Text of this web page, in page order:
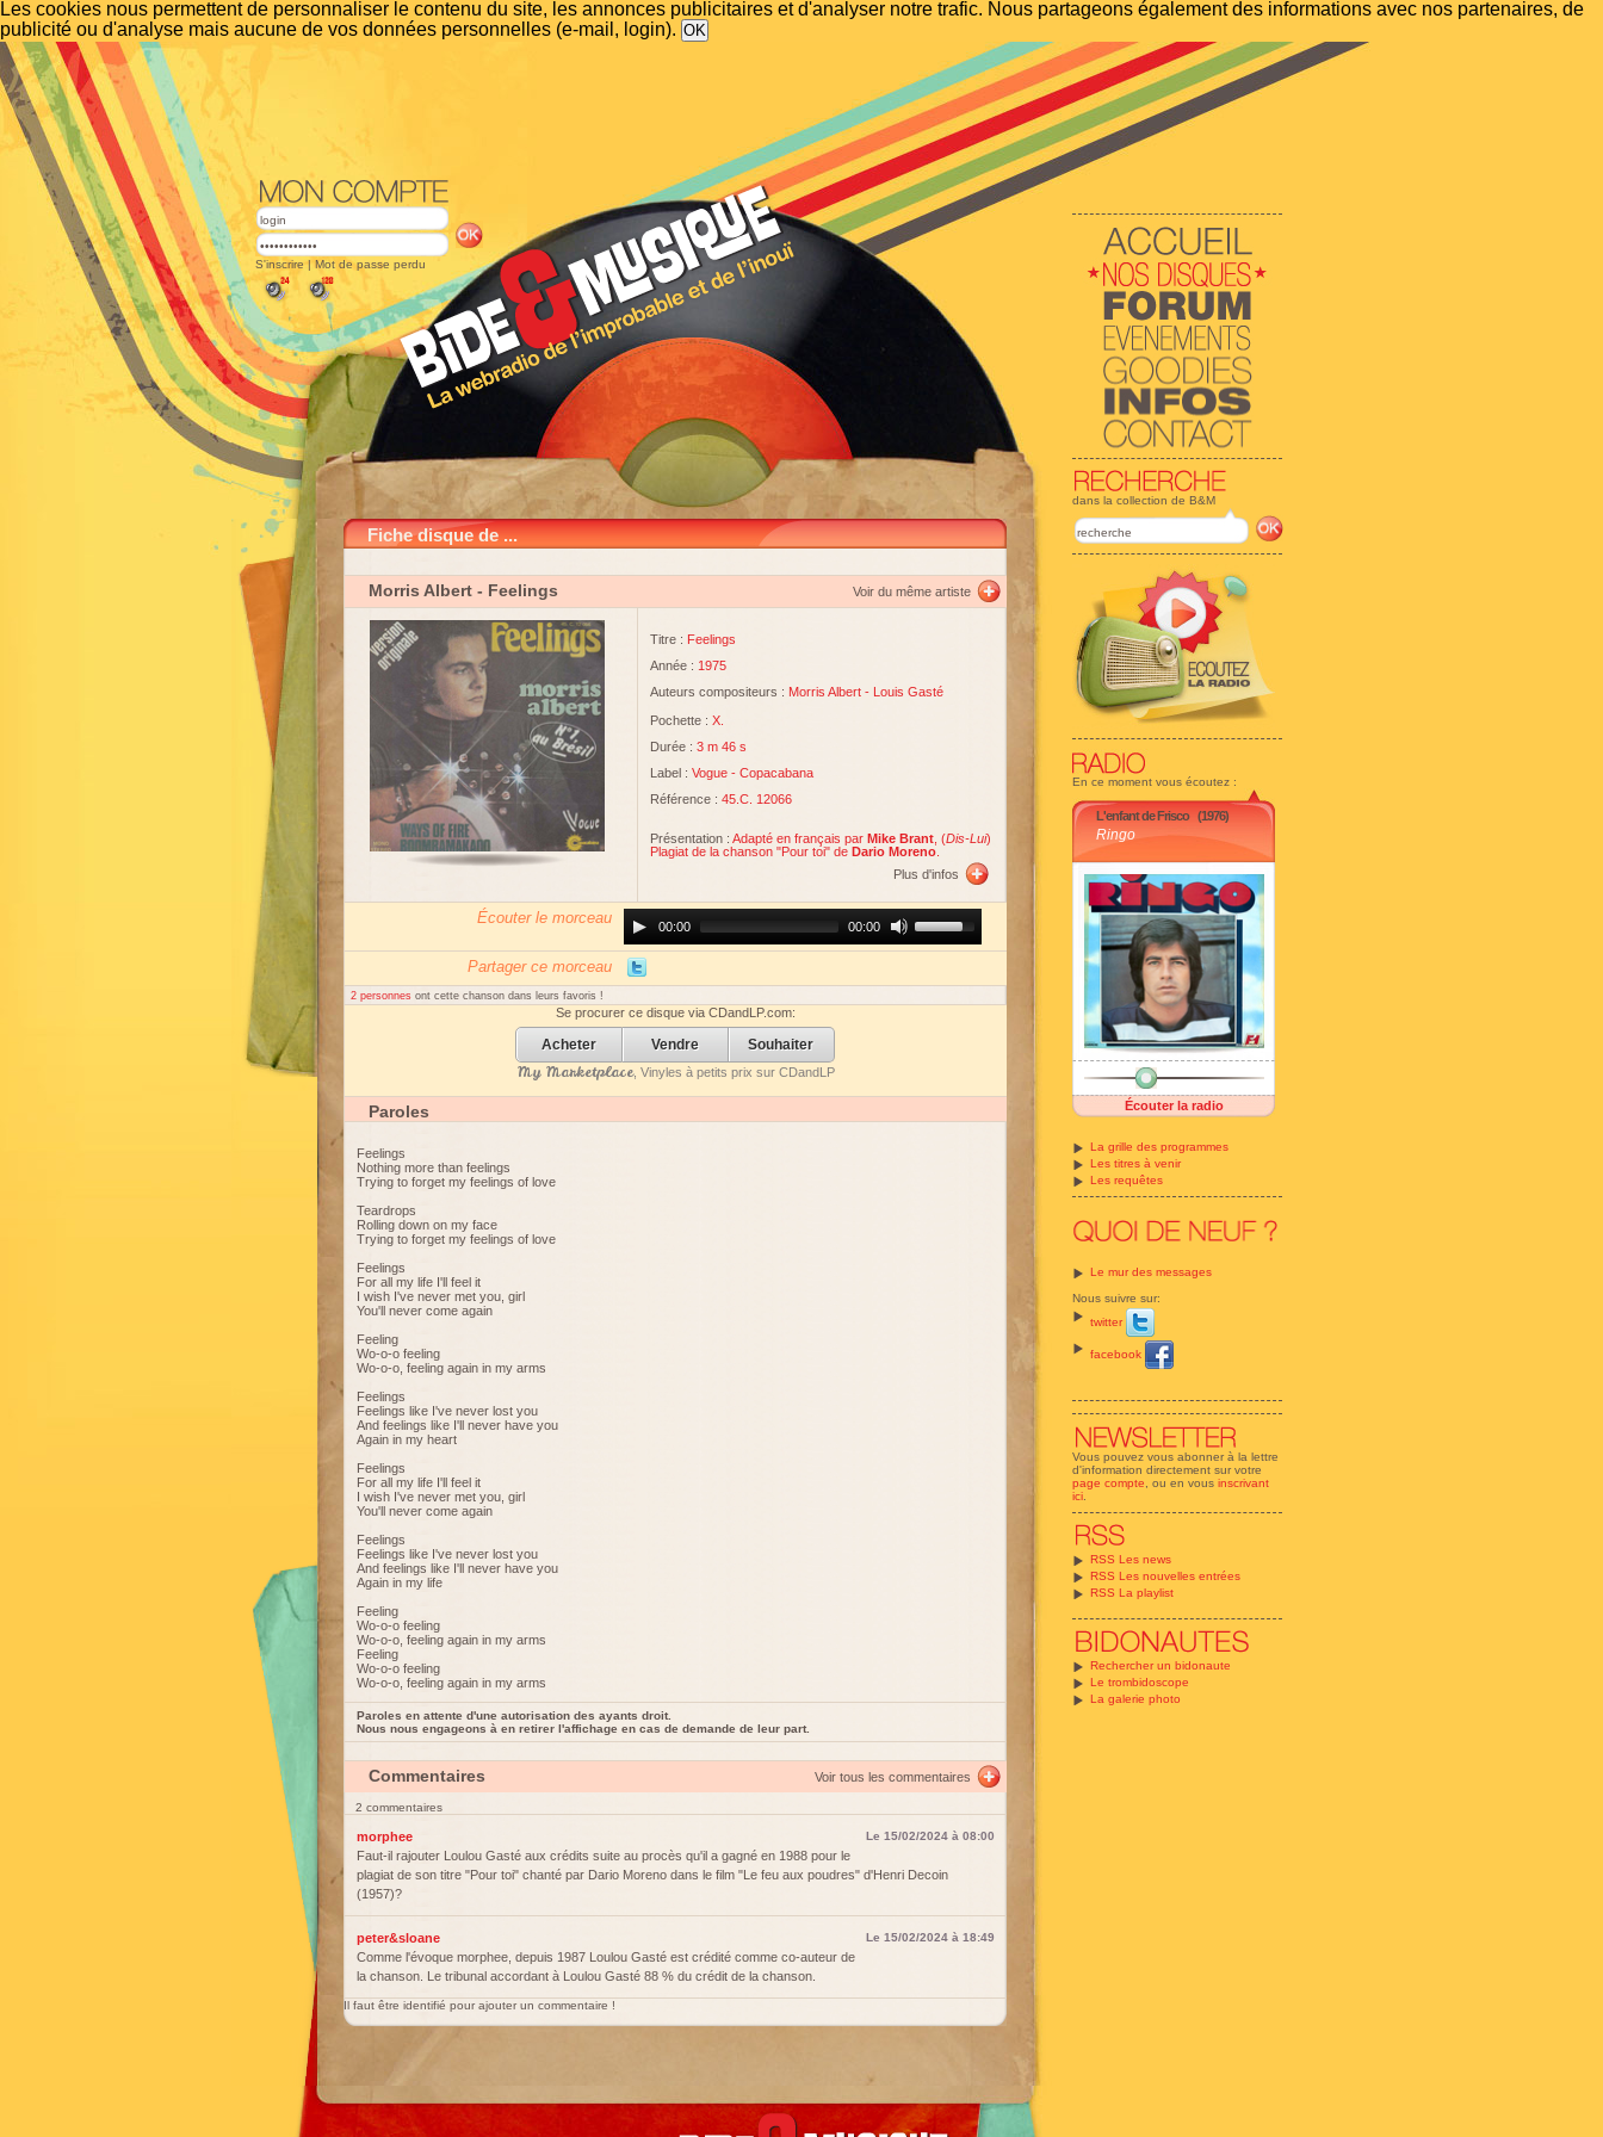
Les cookies nous permettent de personnaliser le contenu du site, les annonces publicitaires et d'analyser notre trafic. Nous partageons également des informations avec nos partenaires, de
publicité ou d'analyse mais aucune de vos données personnelles (e-mail, login).
dans la collection de B&M
En ce moment vous écoutez :
L'enfant de Frisco (1976)
Ringo
Écouter la radio
La grille des programmes
Les titres à venir
Les requêtes
Le mur des messages
Nous suivre sur:
twitter
facebook
Vous pouvez vous abonner à la lettre
d'information directement sur votre
page compte , ou en vous inscrivant
ici
RSS Les news
RSS Les nouvelles entrées
RSS La playlist
Rechercher un bidonaute
Le trombidoscope
La galerie photo
S'inscrire | Mot de passe perdu
Fiche disque de ...
Morris Albert - Feelings Voir du même artiste
Titre : Feelings
Année : 1975
Auteurs compositeurs : Morris Albert - Louis Gasté
Pochette : X.
Durée : 3 m 46 s
Label : Vogue - Copacabana
Référence : 45.C. 12066
Présentation : Adapté en français par Mike Brant , (Dis-Lui)
Plagiat de la chanson "Pour toi" de Dario Moreno
Plus d'infos
Écouter le morceau
Player00:00 00:00
Up/Down
Arrow
increase
or
Partager ce morceau
2 personnes ont cette chanson dans leurs favoris !
Se procurer ce disque via CDandLP.com:
Acheter Vendre Souhaiter
My Marketplace, Vinyles à petits prix sur CDandLP
Paroles
Feelings
Nothing more than feelings
Trying to forget my feelings of love
Teardrops
Rolling down on my face
Trying to forget my feelings of love
Feelings
For all my life I'll feel it
I wish I've never met you, girl
You'll never come again
Feeling
Wo-o-o feeling
Wo-o-o, feeling again in my arms
Feelings
Feelings like I've never lost you
And feelings like I'll never have you
Again in my heart
Feelings
For all my life I'll feel it
I wish I've never met you, girl
You'll never come again
Feelings
Feelings like I've never lost you
And feelings like I'll never have you
Again in my life
Feeling
Wo-o-o feeling
Wo-o-o, feeling again in my arms
Feeling
Wo-o-o feeling
Wo-o-o, feeling again in my arms
Paroles en attente d'une autorisation des ayants droit.
Nous nous engageons à en retirer l'affichage en cas de demande de leur part.
Commentaires Voir tous les commentaires
2 commentaires
morphee Le 15/02/2024 à 08:00
Faut-il rajouter Loulou Gasté aux crédits suite au procès qu'il a gagné en 1988 pour le
plagiat de son titre "Pour toi" chanté par Dario Moreno dans le film "Le feu aux poudres" d'Henri Decoin
(1957)?
peter&sloane Le 15/02/2024 à 18:49
Comme l'évoque morphee, depuis 1987 Loulou Gasté est crédité comme co-auteur de
la chanson. Le tribunal accordant à Loulou Gasté 88 % du crédit de la chanson.
Il faut être identifié pour ajouter un commentaire !